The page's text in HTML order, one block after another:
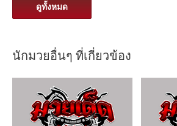
ดูทั้งหมด
นักมวยอื่นๆ ที่เกี่ยวข้อง